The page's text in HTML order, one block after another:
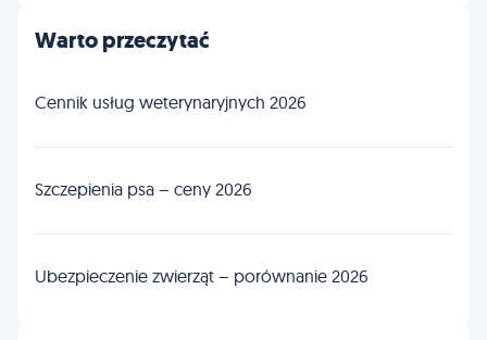
Warto przeczytać
Cennik usług weterynaryjnych 2026
Szczepienia psa – ceny 2026
Ubezpieczenie zwierząt – porównanie 2026